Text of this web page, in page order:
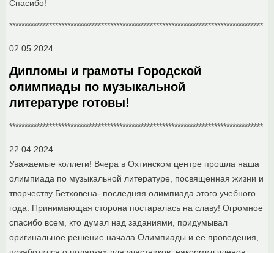
Спасибо!
***********************************************************************************
02.05.2024
Дипломы и грамоты Городской
олимпиады по музыкальной
литературе готовы!
***********************************************************************************
22.04.2024.
Уважаемые коллеги! Вчера в Охтинском центре прошла наша
олимпиада по музыкальной литературе, посвященная жизни и
творчеству Бетховена- последняя олимпиада этого учебного
года. Принимающая сторона постаралась на славу! Огромное
спасибо всем, кто думал над заданиями, придумывал
оригинальное решение начала Олимпиады и ее проведения,